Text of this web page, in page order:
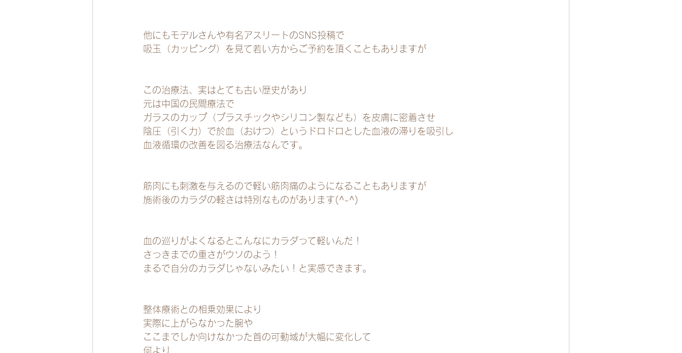
他にもモデルさんや有名アスリートのSNS投稿で
吸玉（カッピング）を見て若い方からご予約を頂くこともありますが
この治療法、実はとても古い歴史があり
元は中国の民間療法で
ガラスのカップ（プラスチックやシリコン製なども）を皮膚に密着させ
陰圧（引く力）で於血（おけつ）というドロドロとした血液の滞りを吸引し
血液循環の改善を図る治療法なんです。
筋肉にも刺激を与えるので軽い筋肉痛のようになることもありますが
施術後のカラダの軽さは特別なものがあります(^-^)
血の巡りがよくなるとこんなにカラダって軽いんだ！
さっきまでの重さがウソのよう！
まるで自分のカラダじゃないみたい！と実感できます。
整体療術との相乗効果により
実際に上がらなかった腕や
ここまでしか向けなかった首の可動域が大幅に変化して
何より